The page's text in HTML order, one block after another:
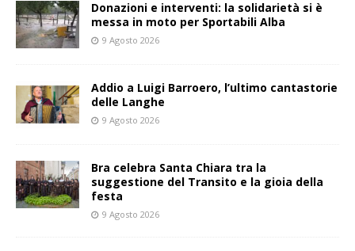
Donazioni e interventi: la solidarietà si è
messa in moto per Sportabili Alba
9 Agosto 2026
Addio a Luigi Barroero, l’ultimo cantastorie
delle Langhe
9 Agosto 2026
Bra celebra Santa Chiara tra la
suggestione del Transito e la gioia della
festa
9 Agosto 2026